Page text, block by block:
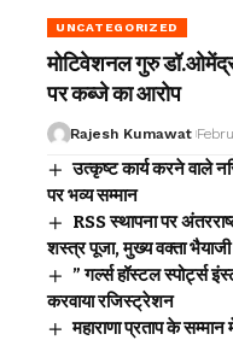
UNCATEGORIZED
मोटिवेशनल गुरु डॉ.ओमेंद्र
पर कब्जे का आरोप
Rajesh Kumawat
उत्कृष्ट कार्य करने वाले
पर भव्य सम्मान
RSS स्थापना पर
शस्त्र पूजा, मुख्य वक्ता भैयाजी
” गर्ल्स हॉस्टल स्पोर्ट्स
करवाया रजिस्ट्रेशन
महाराणा प्रताप के सम्मान